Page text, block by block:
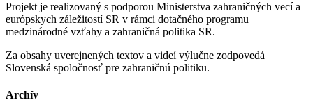
Projekt je realizovaný s podporou Ministerstva zahraničných vecí a
európskych záležitostí SR v rámci dotačného programu
medzinárodné vzťahy a zahraničná politika SR.
Za obsahy uverejnených textov a videí výlučne zodpovedá
Slovenská spoločnosť pre zahraničnú politiku.
Archív